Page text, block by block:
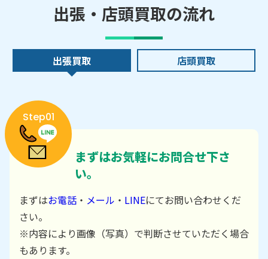
出張・店頭買取の流れ
出張買取 店頭買取
Step01
まずはお気軽にお問合せ下さ
い。
まずはお電話 ・ メール ・ LINEにてお問い合わせくだ
さい。
※内容により画像（写真）で判断させていただく場合
もあります。